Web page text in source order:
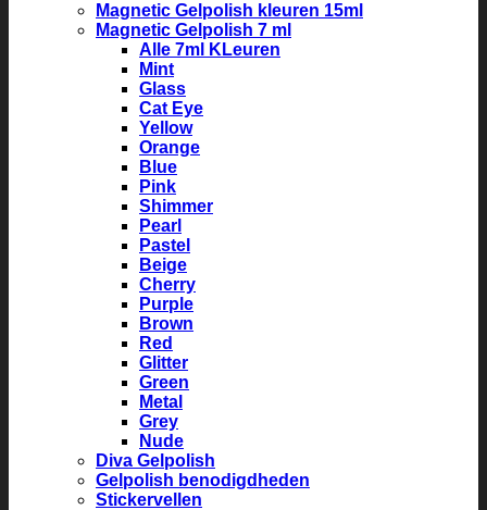
Magnetic Gelpolish kleuren 15ml
Magnetic Gelpolish 7 ml
Alle 7ml KLeuren
Mint
Glass
Cat Eye
Yellow
Orange
Blue
Pink
Shimmer
Pearl
Pastel
Beige
Cherry
Purple
Brown
Red
Glitter
Green
Metal
Grey
Nude
Diva Gelpolish
Gelpolish benodigdheden
Stickervellen